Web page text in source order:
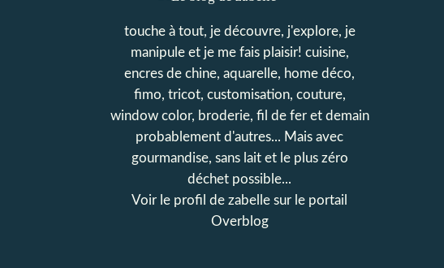
touche à tout, je découvre, j'explore, je
manipule et je me fais plaisir! cuisine,
encres de chine, aquarelle, home déco,
fimo, tricot, customisation, couture,
window color, broderie, fil de fer et demain
probablement d'autres... Mais avec
gourmandise, sans lait et le plus zéro
déchet possible...
Voir le profil de zabelle sur le portail
Overblog